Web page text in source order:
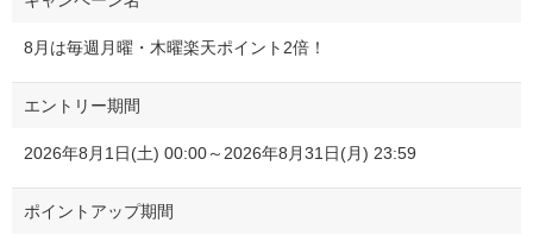
8月は毎週月曜・木曜楽天ポイント2倍！
エントリー期間
2026年8月1日(土) 00:00～2026年8月31日(月) 23:59
ポイントアップ期間